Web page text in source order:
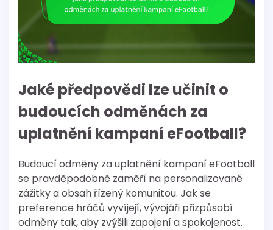
Jaké předpovědi lze učinit o
budoucích odměnách za
uplatnění kampaní eFootball?
Budoucí odměny za uplatnění kampaní eFootball
se pravděpodobně zaměří na personalizované
zážitky a obsah řízený komunitou. Jak se
preference hráčů vyvíjejí, vývojáři přizpůsobí
odměny tak, aby zvýšili zapojení a spokojenost.